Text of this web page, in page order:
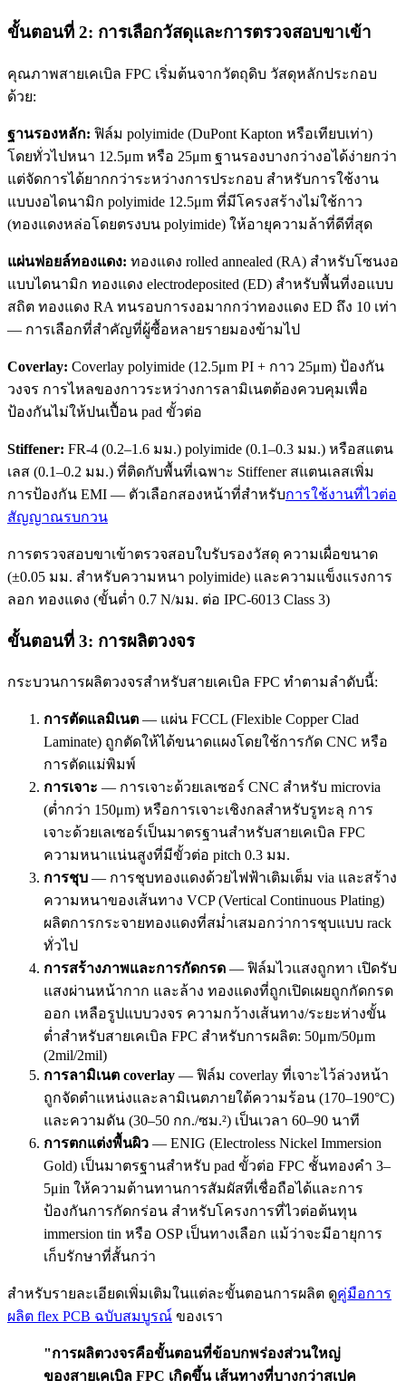
ขั้นตอนที่ 2: การเลือกวัสดุและการตรวจสอบขาเข้า
คุณภาพสายเคเบิล FPC เริ่มต้นจากวัตถุดิบ วัสดุหลักประกอบ
ด้วย:
ฐานรองหลัก: ฟิล์ม polyimide (DuPont Kapton หรือเทียบเท่า)
โดยทั่วไปหนา 12.5μm หรือ 25μm ฐานรองบางกว่างอได้ง่ายกว่า
แต่จัดการได้ยากกว่าระหว่างการประกอบ สำหรับการใช้งาน
แบบงอไดนามิก polyimide 12.5μm ที่มีโครงสร้างไม่ใช้กาว
(ทองแดงหล่อโดยตรงบน polyimide) ให้อายุความล้าที่ดีที่สุด
แผ่นฟอยล์ทองแดง: ทองแดง rolled annealed (RA) สำหรับโซนงอ
แบบไดนามิก ทองแดง electrodeposited (ED) สำหรับพื้นที่งอแบบ
สถิต ทองแดง RA ทนรอบการงอมากกว่าทองแดง ED ถึง 10 เท่า
— การเลือกที่สำคัญที่ผู้ซื้อหลายรายมองข้ามไป
Coverlay: Coverlay polyimide (12.5μm PI + กาว 25μm) ป้องกัน
วงจร การไหลของกาวระหว่างการลามิเนตต้องควบคุมเพื่อ
ป้องกันไม่ให้ปนเปื้อน pad ขั้วต่อ
Stiffener: FR-4 (0.2–1.6 มม.) polyimide (0.1–0.3 มม.) หรือสแตน
เลส (0.1–0.2 มม.) ที่ติดกับพื้นที่เฉพาะ Stiffener สแตนเลสเพิ่ม
การป้องกัน EMI — ตัวเลือกสองหน้าที่สำหรับการใช้งานที่ไวต่อ
สัญญาณรบกวน
การตรวจสอบขาเข้าตรวจสอบใบรับรองวัสดุ ความเผื่อขนาด
(±0.05 มม. สำหรับความหนา polyimide) และความแข็งแรงการ
ลอก ทองแดง (ขั้นต่ำ 0.7 N/มม. ต่อ IPC-6013 Class 3)
ขั้นตอนที่ 3: การผลิตวงจร
กระบวนการผลิตวงจรสำหรับสายเคเบิล FPC ทำตามลำดับนี้:
การตัดแลมิเนต — แผ่น FCCL (Flexible Copper Clad
Laminate) ถูกตัดให้ได้ขนาดแผงโดยใช้การกัด CNC หรือ
การตัดแม่พิมพ์
การเจาะ — การเจาะด้วยเลเซอร์ CNC สำหรับ microvia
(ต่ำกว่า 150μm) หรือการเจาะเชิงกลสำหรับรูทะลุ การ
เจาะด้วยเลเซอร์เป็นมาตรฐานสำหรับสายเคเบิล FPC
ความหนาแน่นสูงที่มีขั้วต่อ pitch 0.3 มม.
การชุบ — การชุบทองแดงด้วยไฟฟ้าเติมเต็ม via และสร้าง
ความหนาของเส้นทาง VCP (Vertical Continuous Plating)
ผลิตการกระจายทองแดงที่สม่ำเสมอกว่าการชุบแบบ rack
ทั่วไป
การสร้างภาพและการกัดกรด — ฟิล์มไวแสงถูกทา เปิดรับ
แสงผ่านหน้ากาก และล้าง ทองแดงที่ถูกเปิดเผยถูกกัดกรด
ออก เหลือรูปแบบวงจร ความกว้างเส้นทาง/ระยะห่างขั้น
ต่ำสำหรับสายเคเบิล FPC สำหรับการผลิต: 50μm/50μm
(2mil/2mil)
การลามิเนต coverlay — ฟิล์ม coverlay ที่เจาะไว้ล่วงหน้า
ถูกจัดตำแหน่งและลามิเนตภายใต้ความร้อน (170–190°C)
และความดัน (30–50 กก./ซม.²) เป็นเวลา 60–90 นาที
การตกแต่งพื้นผิว — ENIG (Electroless Nickel Immersion
Gold) เป็นมาตรฐานสำหรับ pad ขั้วต่อ FPC ชั้นทองคำ 3–
5μin ให้ความต้านทานการสัมผัสที่เชื่อถือได้และการ
ป้องกันการกัดกร่อน สำหรับโครงการที่ไวต่อต้นทุน
immersion tin หรือ OSP เป็นทางเลือก แม้ว่าจะมีอายุการ
เก็บรักษาที่สั้นกว่า
สำหรับรายละเอียดเพิ่มเติมในแต่ละขั้นตอนการผลิต ดูคู่มือการ
ผลิต flex PCB ฉบับสมบูรณ์ ของเรา
"การผลิตวงจรคือขั้นตอนที่ข้อบกพร่องส่วนใหญ่
ของสายเคเบิล FPC เกิดขึ้น เส้นทางที่บางกว่าสเปค